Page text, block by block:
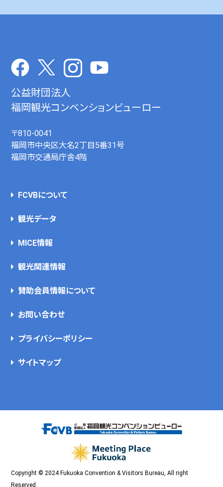
公益財団法人
福岡観光コンベンションビューロー
〒810-0041
福岡市中央区大名2丁目5番31号
福岡市交通局庁舎4階
FCVBについて
観光データ
MICE情報
観光関連情報
賛助会員情報について
お問い合わせ
プライバシーポリシー
サイトマップ
Copyright © 2024 Fukuoka Convention & Visitors Bureau, All right
Reserved.